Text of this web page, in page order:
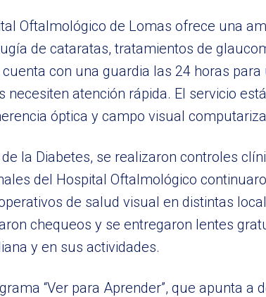
Oftalmológico de Lomas ofrece una
de cataratas, tratamientos de
con una guardia las 24 horas para
atención rápida. El servicio
óptica y campo visual
la Diabetes, se realizaron controles
del Hospital Oftalmológico
de salud visual en distintas
chequeos y se entregaron lentes
y en sus actividades.
“Ver para Aprender”, que apunta a